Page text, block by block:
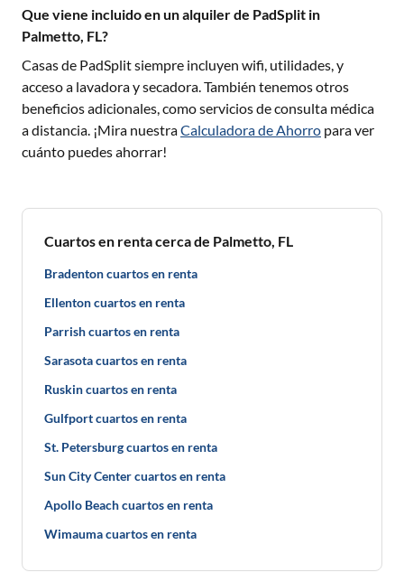
Que viene incluido en un alquiler de PadSplit in
Palmetto, FL?
Casas de PadSplit siempre incluyen wifi, utilidades, y
acceso a lavadora y secadora. También tenemos otros
beneficios adicionales, como servicios de consulta médica
a distancia. ¡Mira nuestraCalculadora de Ahorro para ver
cuánto puedes ahorrar!
Cuartos en renta cerca de Palmetto, FL
Bradenton cuartos en renta
Ellenton cuartos en renta
Parrish cuartos en renta
Sarasota cuartos en renta
Ruskin cuartos en renta
Gulfport cuartos en renta
St. Petersburg cuartos en renta
Sun City Center cuartos en renta
Apollo Beach cuartos en renta
Wimauma cuartos en renta